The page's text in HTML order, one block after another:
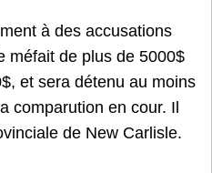
à des accusations
méfait de plus de 5000$
et sera détenu au moins
comparution en cour. Il
de New Carlisle.